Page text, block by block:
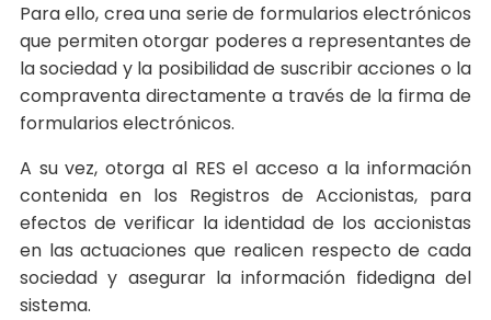
Para ello, crea una serie de formularios electrónicos
que permiten otorgar poderes a representantes de
la sociedad y la posibilidad de suscribir acciones o la
compraventa directamente a través de la firma de
formularios electrónicos.
A su vez, otorga al RES el acceso a la información
contenida en los Registros de Accionistas, para
efectos de verificar la identidad de los accionistas
en las actuaciones que realicen respecto de cada
sociedad y asegurar la información fidedigna del
sistema.